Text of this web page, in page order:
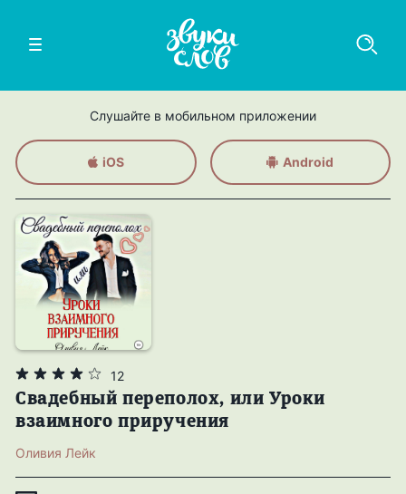
Слушайте в мобильном приложении
iOS Android
12
Свадебный переполох, или Уроки
взаимного приручения
Оливия Лейк